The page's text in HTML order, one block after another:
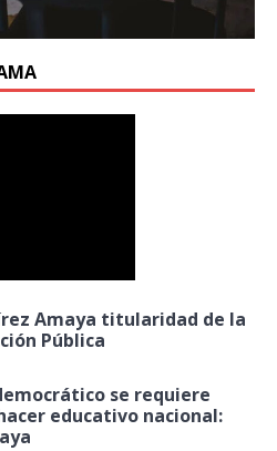
Amaya titularidad de la
Pública
se requiere
educativo nacional: